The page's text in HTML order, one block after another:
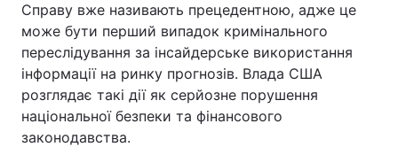
Справу вже називають прецедентною, адже це
може бути перший випадок кримінального
переслідування за інсайдерське використання
інформації на ринку прогнозів. Влада США
розглядає такі дії як серйозне порушення
національної безпеки та фінансового
законодавства.